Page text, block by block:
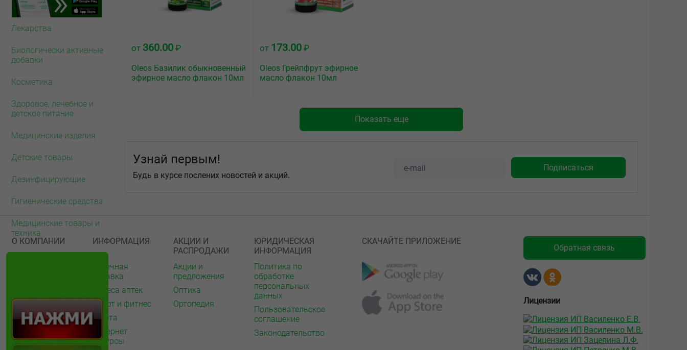
Лекарства
Биологически активные
добавки
Косметика
Здоровое, лечебное и
детское питание
Медицинские изделия
Детские товары
Дезинфицирующие
Гигиенические средства
Медицинские товары и
техника
от 360.00 ₽
Oleos Базилик обыкновенный
эфирное масло флакон 10мл
от 173.00 ₽
Oleos Грейпфрут эфирное
масло флакон 10мл
Показать еще
Узнай первым!
Будь в курсе послених новостей и акций.
О КОМПАНИИ
Вакансии
Контакты
ИНФОРМАЦИЯ
Аптечная
справка
Адреса аптек
Спорт и фитнес
Газета
Интернет
ресурсы
АКЦИИ И
РАСПРОДАЖИ
Акции и
предложения
Оптика
Ортопедия
ЮРИДИЧЕСКАЯ
ИНФОРМАЦИЯ
Политика по
обработке
персональных
данных
Пользовательское
соглашение
Законодательство
СКАЧАЙТЕ ПРИЛОЖЕНИЕ
Обратная связь
Лицензии